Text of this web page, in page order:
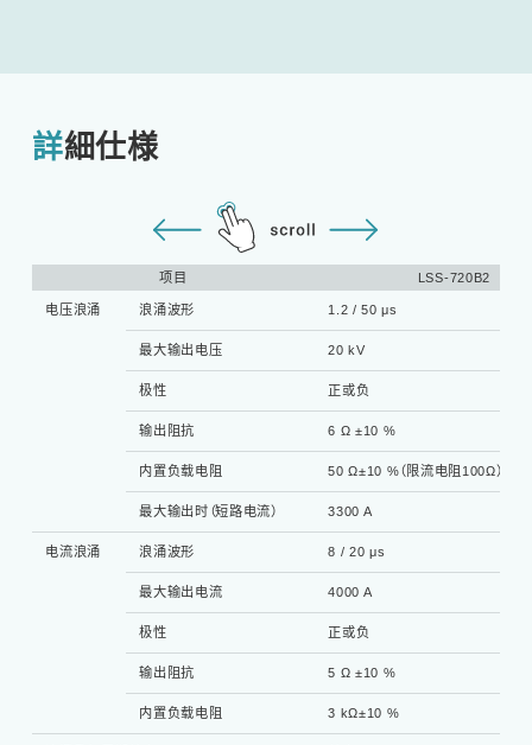
詳細仕様
项目 LSS-720B2
电压浪涌 浪涌波形 1.2 / 50 μs
最大输出电压 20 kV
极性 正或负
输出阻抗 6 Ω ±10 %
内置负载电阻 50 Ω±10 %（限流电阻100Ω）
最大输出时（短路电流） 3300 A
电流浪涌 浪涌波形 8 / 20 μs
最大输出电流 4000 A
极性 正或负
输出阻抗 5 Ω ±10 %
内置负载电阻 3 kΩ±10 %